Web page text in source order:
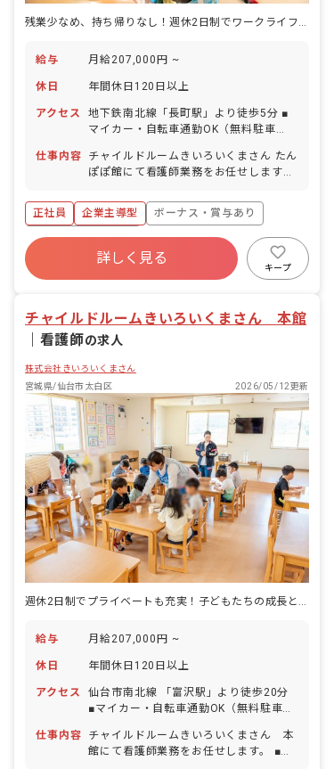
残業少なめ、持ち帰りなし！週休2日制でワークライフバランスもしっかり。
給与 月給207,000円 ~
休日 年間休日120日以上
アクセス
地下鉄南北線「長町駅」より徒歩5分 ■
マイカー・自転車通勤OK（無料駐車
仕事内容
チャイルドルームきいろいくまさん たん
ぽぽ館にて看護師業務をお任せします。
園児の健康 ・保健、衛生 ・食事の管理
・保健、衛生に関する職員への研修実施
等
正社員 企業主導型
ボーナス・賞与あり
年間休日120日以上
寮・住宅・家賃補助あり
社会保険完備
昇給昇進あり
詳しく見る
キープ
チャイルドルームきいろいくまさん 本館
看護師の求人
株式会社きいろいくまさん
宮城県/仙台市太白区
2026/05/12更新
給与 月給207,000円 ~
休日 年間休日120日以上
アクセス
仙台市南北線 「富沢駅」より徒歩20分
■マイカー・自転車通勤OK（無料駐車
仕事内容
チャイルドルームきいろいくまさん 本
館にて看護師業務をお任せします。 ■具